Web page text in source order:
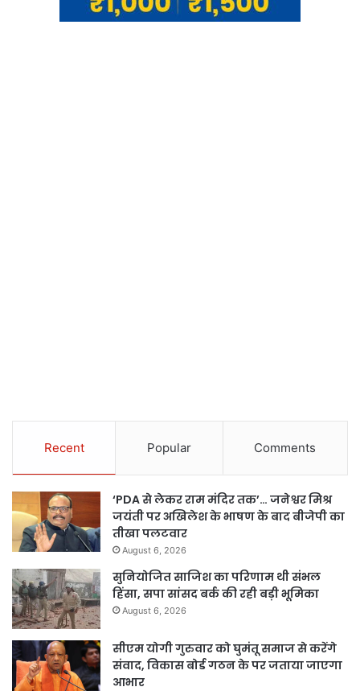
Recent Popular Comments
‘PDA से लेकर राम मंदिर तक’… जनेश्वर मिश्र
जयंती पर अखिलेश के भाषण के बाद बीजेपी का
तीखा पलटवार
August 6, 2026
सुनियोजित साजिश का परिणाम थी संभल
हिंसा, सपा सांसद बर्क की रही बड़ी भूमिका
August 6, 2026
सीएम योगी गुरुवार को घुमंतू समाज से करेंगे
संवाद, विकास बोर्ड गठन के पर जताया जाएगा
आभार